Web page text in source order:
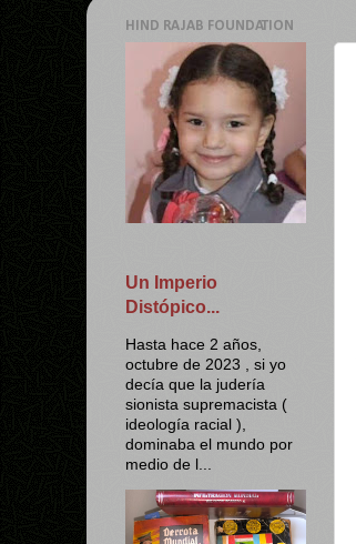
HIND RAJAB FOUNDATION
Un Imperio
Distópico...
Hasta hace 2 años,
octubre de 2023 , si yo
decía que la judería
sionista supremacista (
ideología racial ),
dominaba el mundo por
medio de l...